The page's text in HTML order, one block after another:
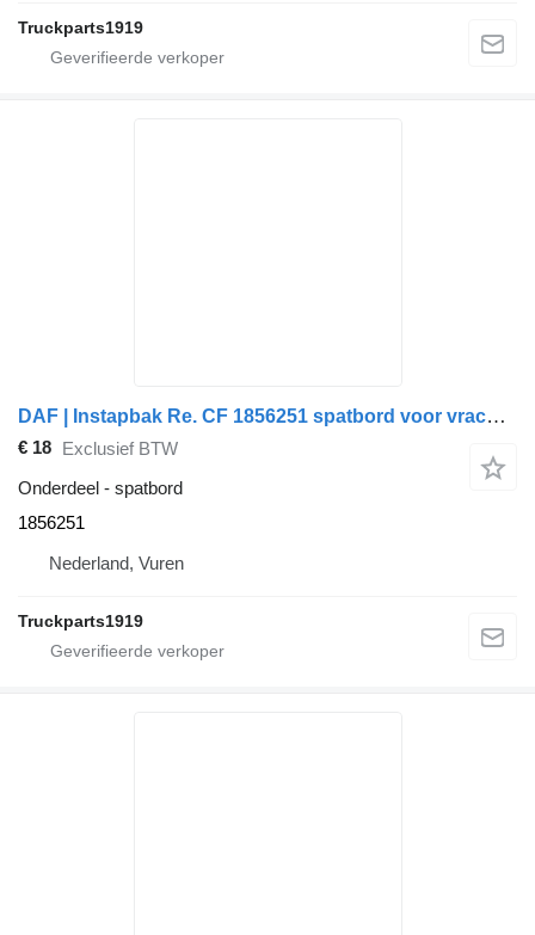
Truckparts1919
DAF | Instapbak Re. CF 1856251 spatbord voor vrachtwagen
€ 18 Exclusief BTW
Onderdeel - spatbord
1856251
Nederland, Vuren
Truckparts1919